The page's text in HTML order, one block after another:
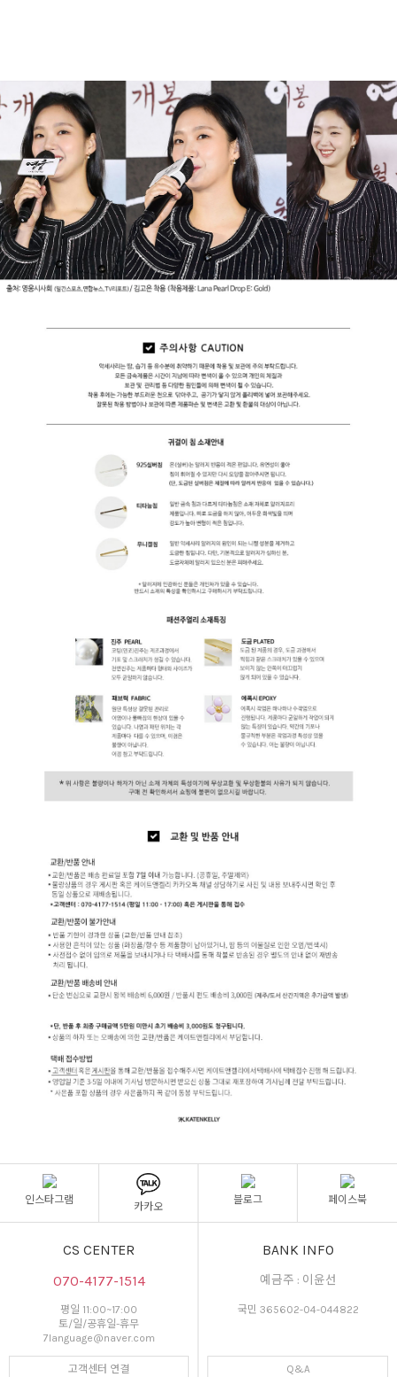
인스타그램
카카오
블로그 페이스북
CS CENTER
070-4177-1514
평일 11:00~17:00
토/일/공휴일-휴무
7language@naver.com
고객센터 연결
BANK INFO
예금주 : 이윤선
국민 365602-04-044822
Q&A